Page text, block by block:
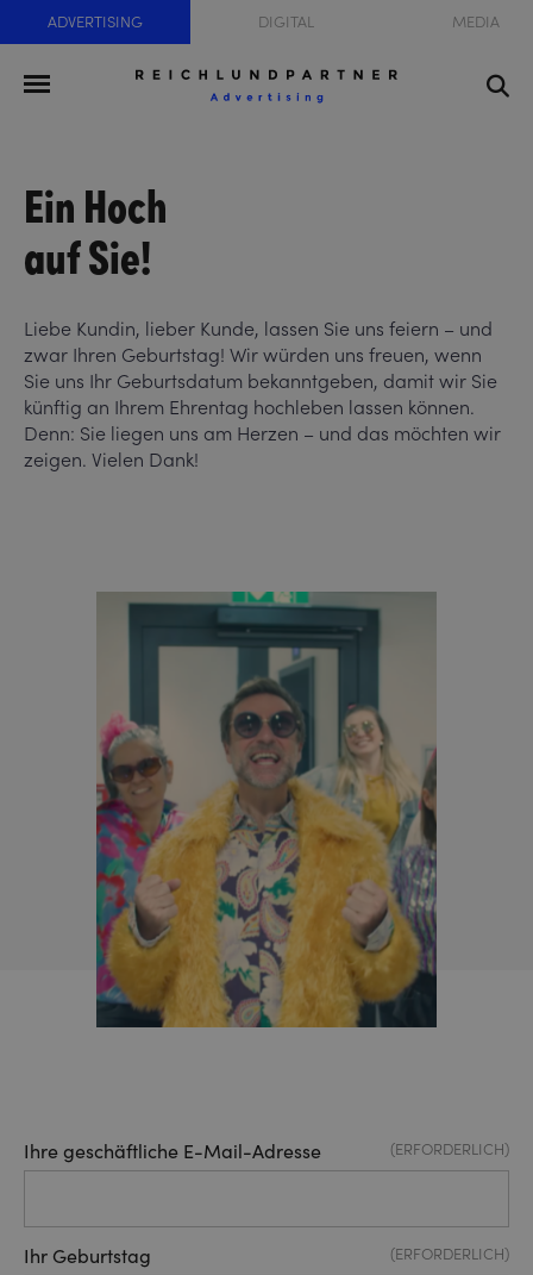
ADVERTISING DIGITAL MEDIA
Ein Hoch
auf Sie!
Liebe Kundin, lieber Kunde, lassen Sie uns feiern – und
zwar Ihren Geburtstag! Wir würden uns freuen, wenn
Sie uns Ihr Geburtsdatum bekanntgeben, damit wir Sie
künftig an Ihrem Ehrentag hochleben lassen können.
Denn: Sie liegen uns am Herzen – und das möchten wir
zeigen. Vielen Dank!
Ihre geschäftliche E-Mail-Adresse (ERFORDERLICH)
Ihr Geburtstag (ERFORDERLICH)